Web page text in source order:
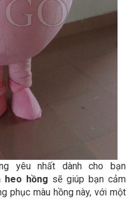
yêu nhất dành cho bạn
heo hồng sẽ giúp bạn cảm
phục màu hồng này, với một